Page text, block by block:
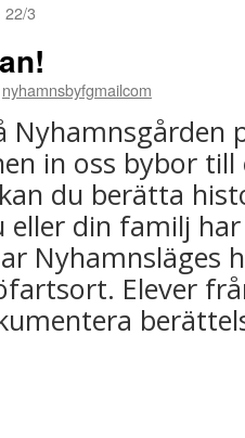
22/3
nyhamnsbyfgmailcom
Nyhamnsgården
in oss bybor till
du berätta
din familj
Nyhamnsläges
Elever